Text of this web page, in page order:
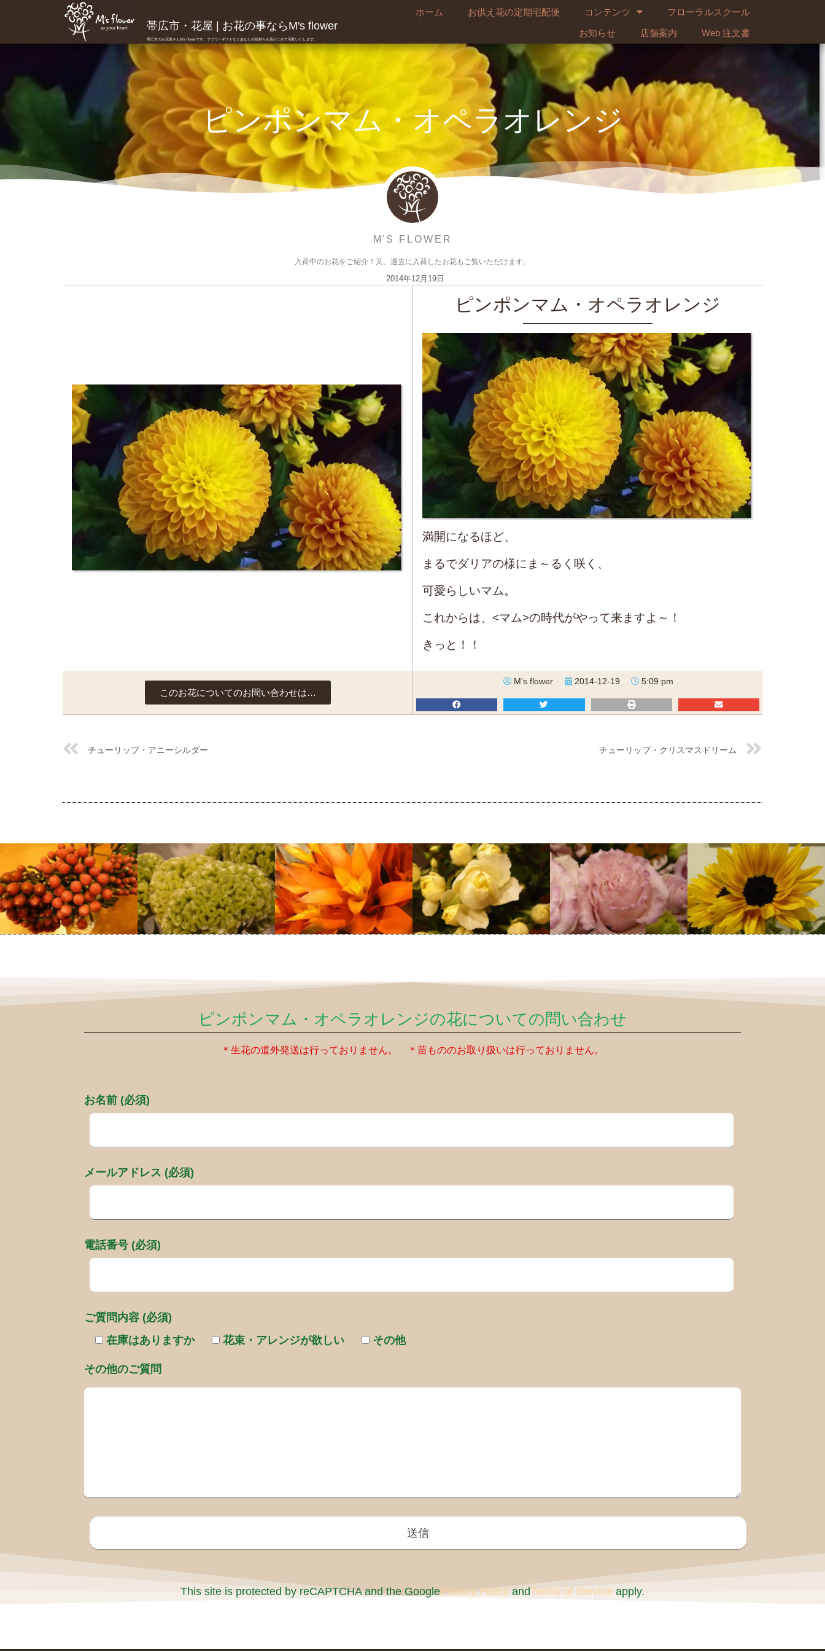
帯広市・花屋 | お花の事ならM's flower
帯広市のお花屋さんM's flowerです。フラワーギフトなどあなたの気持ちを真心こめて宅配いたします。
ホーム お供え花の定期宅配便 コンテンツ
フローラルスクール
お知らせ
店舗案内 Web 注文書
ピンポンマム・オペラオレンジ
M'S FLOWER
入荷中のお花をご紹介！又、過去に入荷したお花もご覧いただけます。
2014年12月19日
ピンポンマム・オペラオレンジ
満開になるほど、
まるでダリアの様にま～るく咲く、
可愛らしいマム。
これからは、<マム>の時代がやって来ますよ～！
きっと！！
このお花についてのお問い合わせは…
M’s flower 2014-12-19 5:09 pm
チューリップ・アニーシルダー チューリップ・クリスマスドリーム
ピンポンマム・オペラオレンジの花についての問い合わせ
＊生花の道外発送は行っておりません。 ＊苗もののお取り扱いは行っておりません。
お名前 (必須)
メールアドレス (必須)
電話番号 (必須)
ご質問内容 (必須)
在庫はありますか
花束・アレンジが欲しい その他
その他のご質問
This site is protected by reCAPTCHA and the GooglePrivacy Policy andTerms of Service apply.